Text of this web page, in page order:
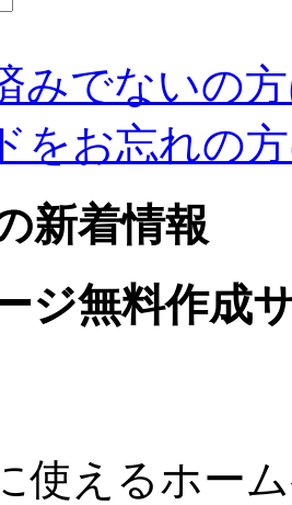
みでないの
をお忘れの
新着情報
ジ無料作成
使えるホー